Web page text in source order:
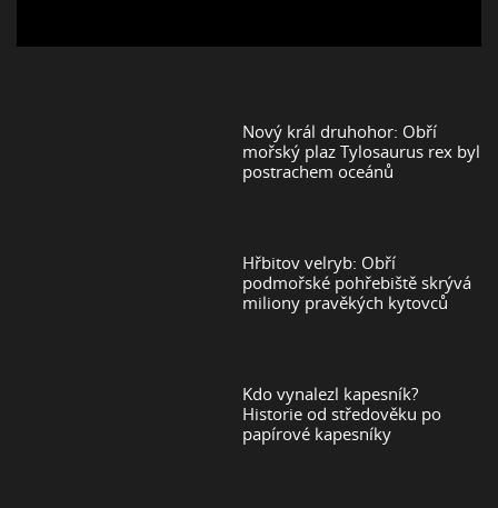
Nový král druhohor: Obří
mořský plaz Tylosaurus rex byl
postrachem oceánů
Hřbitov velryb: Obří
podmořské pohřebiště skrývá
miliony pravěkých kytovců
Kdo vynalezl kapesník?
Historie od středověku po
papírové kapesníky